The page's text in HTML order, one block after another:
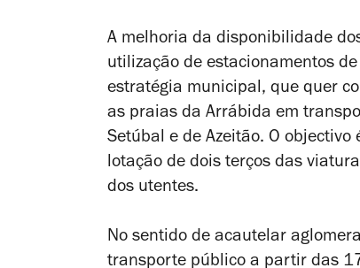
A melhoria da disponibilidade
utilização de estacionamentos
estratégia municipal, que quer
as praias da Arrábida em
Setúbal e de Azeitão. O
lotação de dois terços das
dos utentes.
No sentido de acautelar
transporte público a partir das